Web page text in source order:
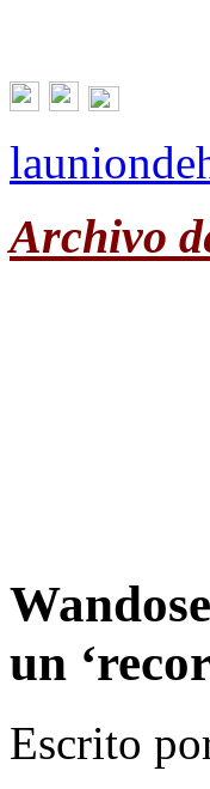
Archivo
un
Escrito